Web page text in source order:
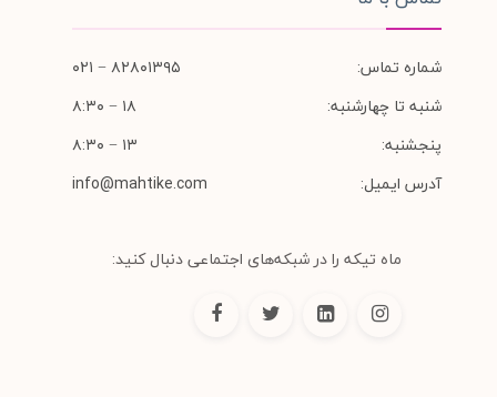
شماره تماس:
۸۲۸۰۱۳۹۵ − ۰۲۱
شنبه تا چهارشنبه:
۱۸ − ۸:۳۰
پنجشنبه:
۱۳ − ۸:۳۰
آدرس ایمیل:
info@mahtike.com
ماه تیکه را در شبکه‌های اجتماعی دنبال کنید: